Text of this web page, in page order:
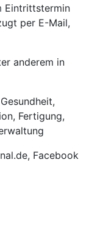
Eintrittstermin
per E-Mail,
anderem in
Fertigung,
Facebook